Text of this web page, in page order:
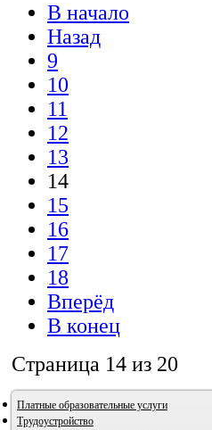
В начало
Назад
9
10
11
12
13
14
15
16
17
18
Вперёд
В конец
Страница 14 из 20
Платные образовательные услуги
Трудоустройство